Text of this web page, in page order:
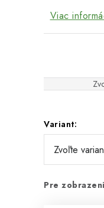
Viac
Variant:
Pre